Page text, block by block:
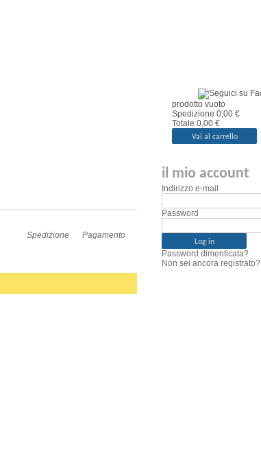
Spedizione Pagamento
prodotto vuoto
Spedizione 0,00 €
Totale 0,00 €
Vai al carrello
il mio account
Indirizzo e-mail
Password
Password dimenticata?
Non sei ancora registrato?